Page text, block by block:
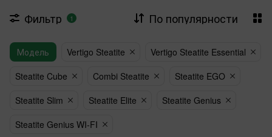
Фильтр 1 По популярности
Модель Vertigo Steatite
Vertigo Steatite Essential
Steatite Cube
Combi Steatite
Steatite EGO
Steatite Slim
Steatite Elite
Steatite Genius
Steatite Genius WI-FI